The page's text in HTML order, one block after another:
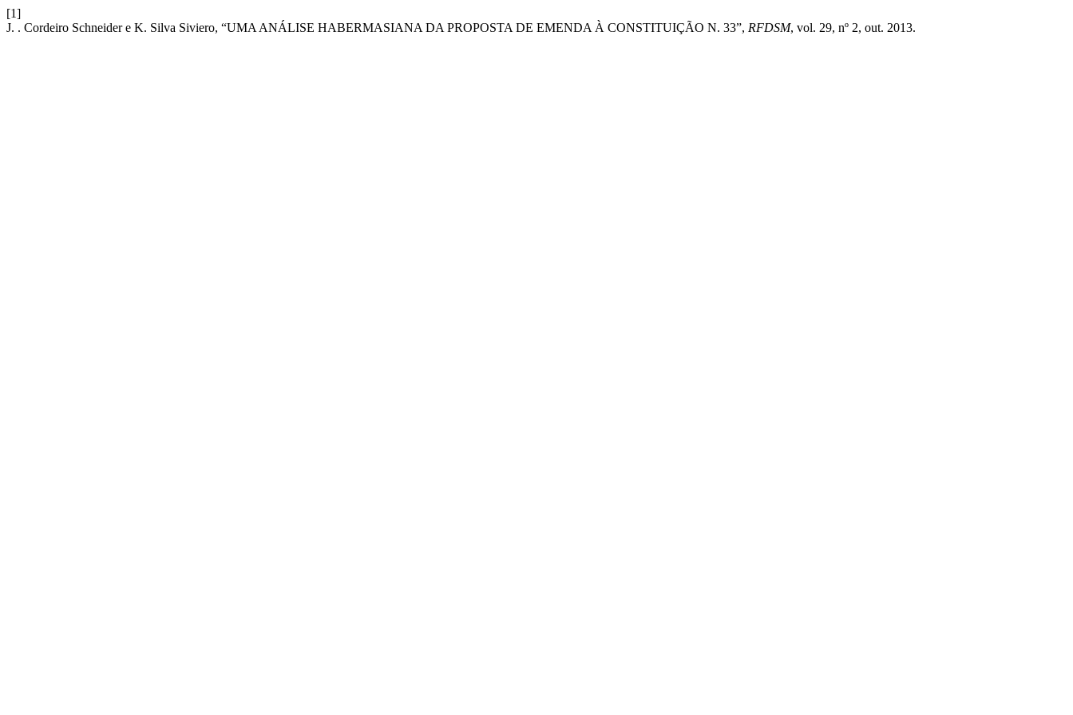
[1]
J. . Cordeiro Schneider e K. Silva Siviero, “UMA ANÁLISE HABERMASIANA DA PROPOSTA DE EMENDA À CONSTITUIÇÃO N. 33”, RFDSM, vol. 29, nº 2, out. 2013.